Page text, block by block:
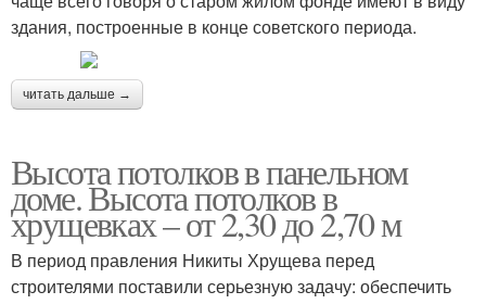
здания, построенные в конце советского периода.
читать дальше →
Высота потолков в панельном
доме. Высота потолков в
хрущевках – от 2,30 до 2,70 м
В период правления Никиты Хрущева перед
строителями поставили серьезную задачу: обеспечить